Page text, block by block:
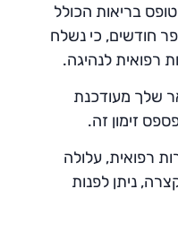
טופס בריאות הכולל
חודשים, כי נשלח
רפואית לנהיגה.
שלך מעודכנת
זימון זה.
רפואית, עלולה
ניתן לפנות